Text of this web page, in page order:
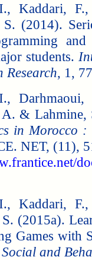
Kaddari,
S. (2014).
students.
Research, 1,
A. &
in Morocco
NET, (11),
Kaddari,
(2015a).
Games with
Social and